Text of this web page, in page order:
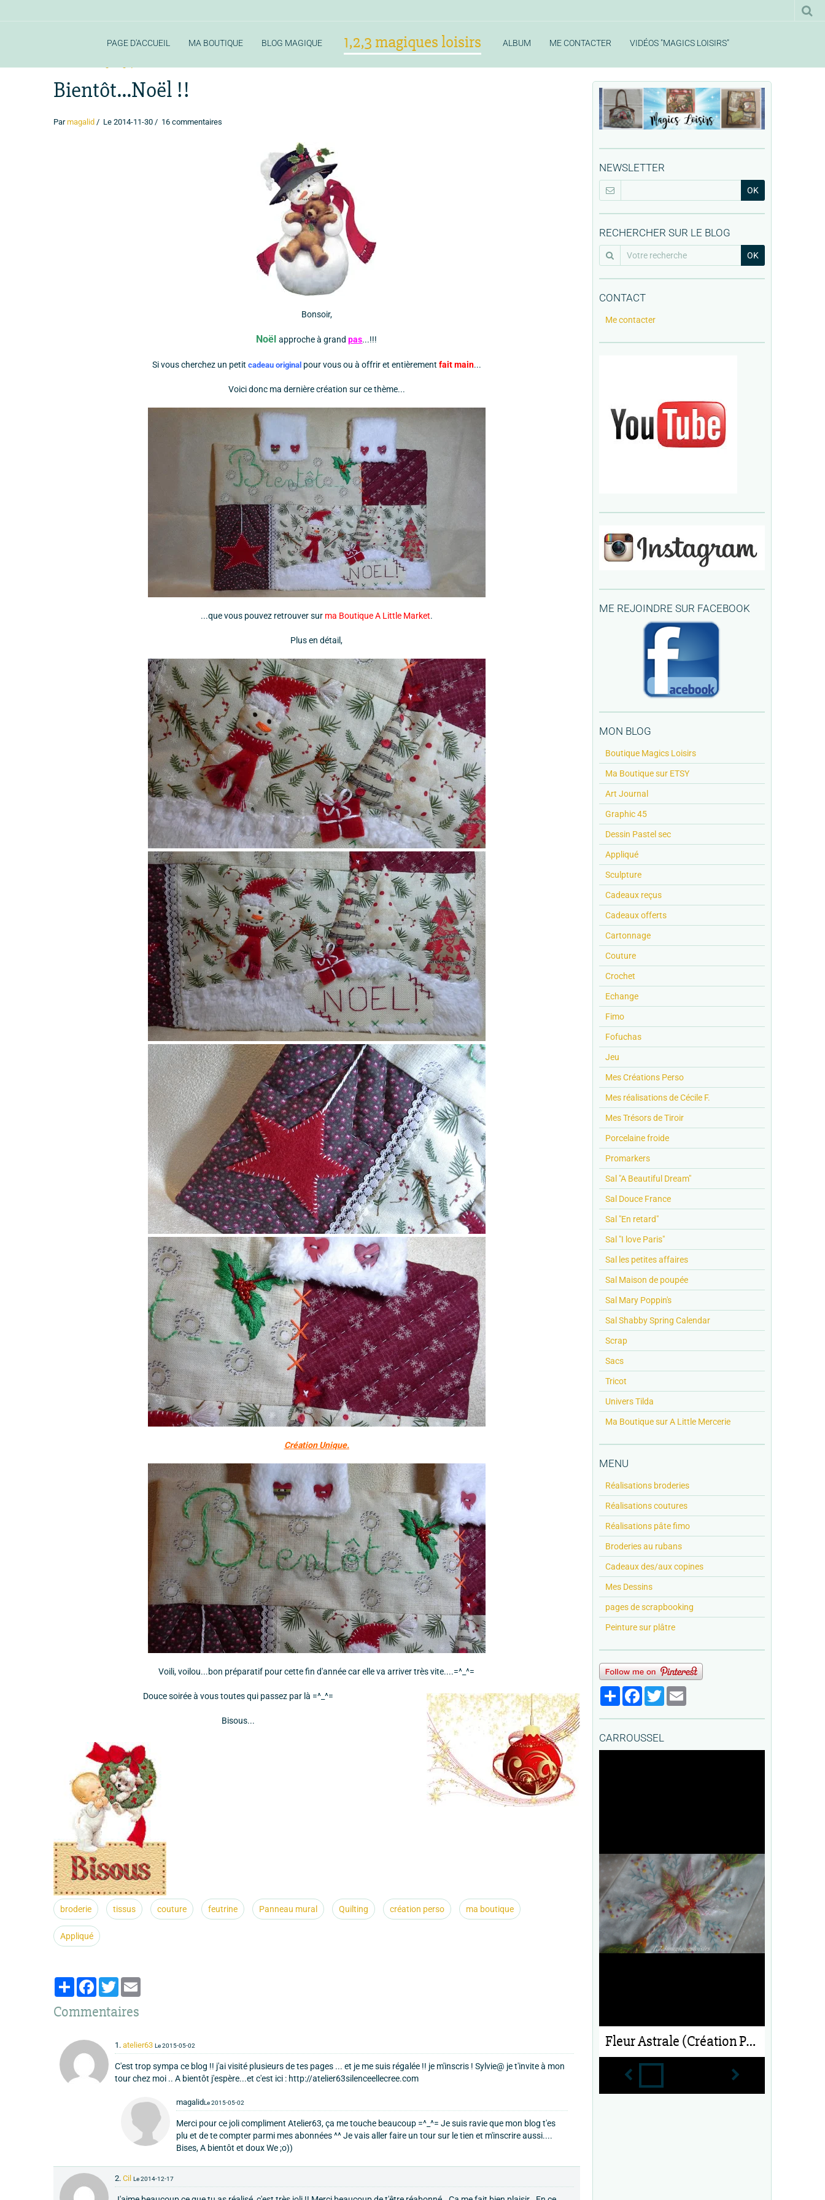
PAGE D'ACCUEIL MA BOUTIQUE BLOG MAGIQUE 1,2,3 magiques loisirs ALBUM ME CONTACTER VIDÉOS "MAGICS LOISIRS"
Bientôt...Noël !!
Parmagalid Le 2014-11-30 16 commentaires
Bonsoir,
Noël approche à grandpas...!!!
Si vous cherchez un petit cadeau originalpour vous ou à offrir et entièrement fait main...
Voici donc ma dernière création sur ce thème...
...que vous pouvez retrouver sur ma Boutique A Little Market.
Plus en détail,
Création Unique.
Voili, voilou...bon préparatif pour cette fin d'année car elle va arriver très vite....=^_^=
Douce soirée à vous toutes qui passez par là =^_^=
Bisous...
broderie tissus couture feutrine Panneau mural Quilting création perso ma boutique
Appliqué
PartagerFacebook
Twitter
Commentaires
1. atelier63 Le 2015-05-02
C'est trop sympa ce blog !! j'ai visité plusieurs de tes pages ... et je me suis régalée !! je m'inscris ! Sylvie@ je t'invite à mon
tour chez moi .. A bientôt j'espère...et c'est ici : http://atelier63silenceellecree.com
magalidLe 2015-05-02
Merci pour ce joli compliment Atelier63, ça me touche beaucoup =^_^= Je suis ravie que mon blog t'es
plu et de te compter parmi mes abonnées ^^ Je vais aller faire un tour sur le tien et m'inscrire aussi....
Bises, A bientôt et doux We ;o))
2. Cil Le 2014-12-17
NEWSLETTER
OK
RECHERCHER SUR LE BLOG
OK
CONTACT
Me contacter
ME REJOINDRE SUR FACEBOOK
MON BLOG
Boutique Magics Loisirs
Ma Boutique sur ETSY
Art Journal
Graphic 45
Dessin Pastel sec
Appliqué
Sculpture
Cadeaux reçus
Cadeaux offerts
Cartonnage
Couture
Crochet
Echange
Fimo
Fofuchas
Jeu
Mes Créations Perso
Mes réalisations de Cécile F.
Mes Trésors de Tiroir
Porcelaine froide
Promarkers
Sal "A Beautiful Dream"
Sal Douce France
Sal "En retard"
Sal "I love Paris"
Sal les petites affaires
Sal Maison de poupée
Sal Mary Poppin's
Sal Shabby Spring Calendar
Scrap
Sacs
Tricot
Univers Tilda
Ma Boutique sur A Little Mercerie
MENU
Réalisations broderies
Réalisations coutures
Réalisations pâte fimo
Broderies au rubans
Cadeaux des/aux copines
Mes Dessins
pages de scrapbooking
Peinture sur plâtre
PartagerFacebook
TwitterEmail
CARROUSSEL
Fleur Astrale (Création Perso)